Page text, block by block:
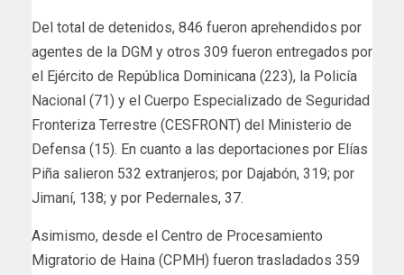
Del total de detenidos, 846 fueron aprehendidos por
agentes de la DGM y otros 309 fueron entregados por
el Ejército de República Dominicana (223), la Policía
Nacional (71) y el Cuerpo Especializado de Seguridad
Fronteriza Terrestre (CESFRONT) del Ministerio de
Defensa (15). En cuanto a las deportaciones por Elías
Piña salieron 532 extranjeros; por Dajabón, 319; por
Jimaní, 138; y por Pedernales, 37.
Asimismo, desde el Centro de Procesamiento
Migratorio de Haina (CPMH) fueron trasladados 359